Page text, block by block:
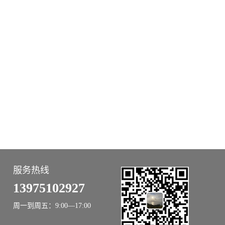
服务热线
13975102927
周一到周五：9:00—17:00